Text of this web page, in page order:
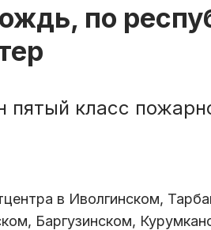
по
пятый класс
в Иволгинском,
Баргузинском,